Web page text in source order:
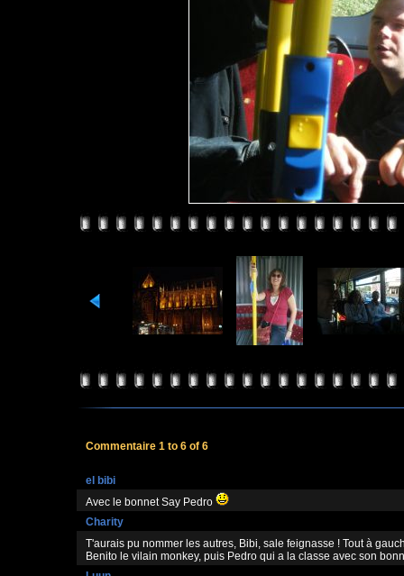
Commentaire 1 to 6 of 6
el bibi
Avec le bonnet Say Pedro
Charity
T'aurais pu nommer les autres, Bibi, sale feignasse ! Tout à
Benito le vilain monkey, puis Pedro qui a la classe avec son